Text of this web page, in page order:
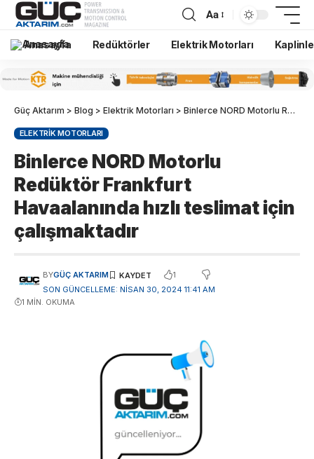
Aa
Anasayfa Redüktörler Elektrik Motorları
Güç Aktarım > Blog > Elektrik Motorları > Binlerce NORD Motorlu Redüktör Frankfurt Havaalanında hızlı teslimat için çalışmaktadır
ELEKTRIK MOTORLARI
Binlerce NORD Motorlu
Redüktör Frankfurt
Havaalanında hızlı teslimat için
çalışmaktadır
SON GÜNCELLEME: NISAN 30, 2024 11:41 AM
BYGÜÇ AKTARIM 1
1 MIN. OKUMA